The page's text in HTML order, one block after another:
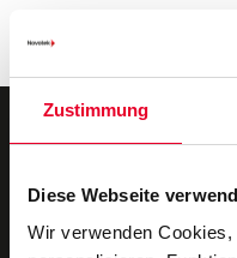
Zustimmung
Diese Webseite
Wir verwenden
Novotek Industrial Data